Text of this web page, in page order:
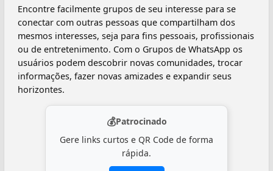
Encontre facilmente grupos de seu interesse para se
conectar com outras pessoas que compartilham dos
mesmos interesses, seja para fins pessoais, profissionais
ou de entretenimento. Com o Grupos de WhatsApp os
usuários podem descobrir novas comunidades, trocar
informações, fazer novas amizades e expandir seus
horizontes.
💰Patrocinado
Gere links curtos e QR Code de forma
rápida.